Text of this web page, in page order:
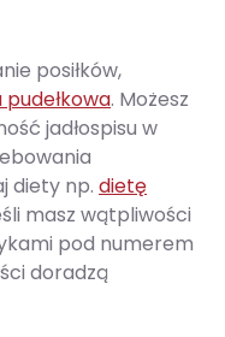
posiłków,
. Możesz
jadłospisu w
diety np. dietę
masz wątpliwości
pod numerem
doradzą